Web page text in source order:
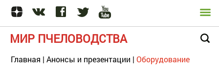
МИР ПЧЕЛОВОДСТВА
Главная | Анонсы и презентации | Оборудование